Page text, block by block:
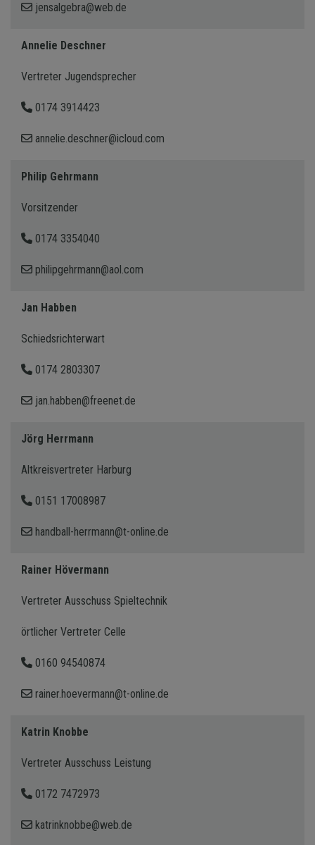
jensalgebra@web.de
Annelie Deschner
Vertreter Jugendsprecher
0174 3914423
annelie.deschner@icloud.com
Philip Gehrmann
Vorsitzender
0174 3354040
philipgehrmann@aol.com
Jan Habben
Schiedsrichterwart
0174 2803307
jan.habben@freenet.de
Jörg Herrmann
Altkreisvertreter Harburg
0151 17008987
handball-herrmann@t-online.de
Rainer Hövermann
Vertreter Ausschuss Spieltechnik
örtlicher Vertreter Celle
0160 94540874
rainer.hoevermann@t-online.de
Katrin Knobbe
Vertreter Ausschuss Leistung
0172 7472973
katrinknobbe@web.de